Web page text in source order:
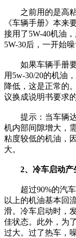
之前用的是高粘
《车辆手册》本来
接用了5W-40机油
5W-30后，一开始
如果车辆手册要
用5w-30/20的机油
降低，这是正常的
议换成说明书要求
提示：当车辆达
机内部间隙增大，
粘度较低的机油，
大。
2、冷车启动产
超过90%的汽车
以上的机油基本回
滑。冷车启动时，
佳状态。此外，为
过大。过了热车，